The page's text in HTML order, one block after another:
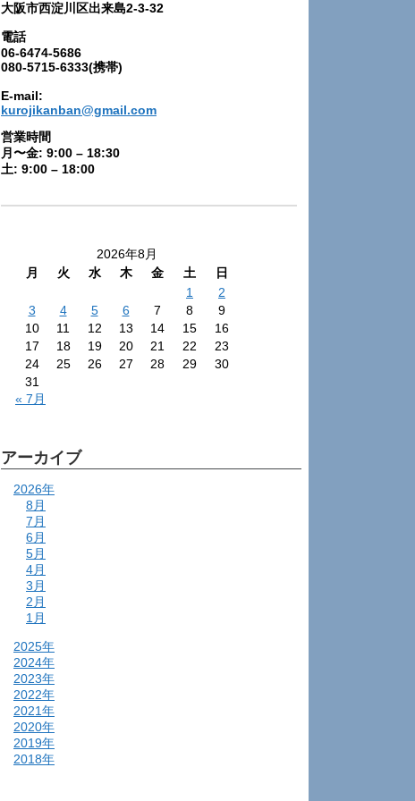
大阪市西淀川区出来島2-3-32
電話
06-6474-5686
080-5715-6333(携帯)
E-mail:
kurojikanban@gmail.com
営業時間
月〜金: 9:00 – 18:30
土: 9:00 – 18:00
2026年8月
月
火 水 木 金 土
日
1
2
3
4 5 6 7 8
9
10
11 12 13 14 15
16
17
18 19 20 21 22
23
24
25 26 27 28 29
30
31
« 7月
アーカイブ
2026年
8月
7月
6月
5月
4月
3月
2月
1月
2025年
2024年
2023年
2022年
2021年
2020年
2019年
2018年